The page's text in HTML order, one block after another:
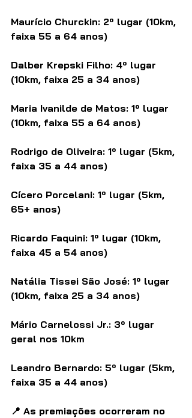
Maurício Churckin: 2º lugar (10km,
faixa 55 a 64 anos)
Dalber Krepski Filho: 4º lugar
(10km, faixa 25 a 34 anos)
Maria Ivanilde de Matos: 1º lugar
(10km, faixa 55 a 64 anos)
Rodrigo de Oliveira: 1º lugar (5km,
faixa 35 a 44 anos)
Cícero Porcelani: 1º lugar (5km,
65+ anos)
Ricardo Faquini: 1º lugar (10km,
faixa 45 a 54 anos)
Natália Tissei São José: 1º lugar
(10km, faixa 25 a 34 anos)
Mário Carnelossi Jr.: 3º lugar
geral nos 10km
Leandro Bernardo: 5º lugar (5km,
faixa 35 a 44 anos)
📍 As premiações ocorreram no